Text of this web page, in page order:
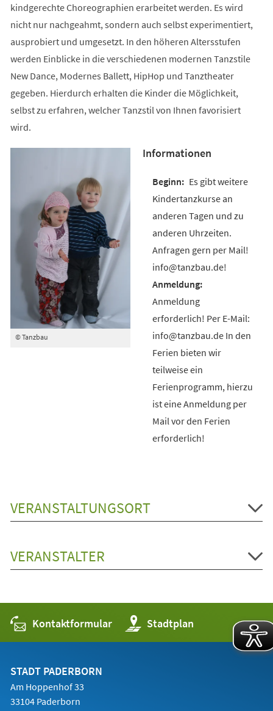
kindgerechte Choreographien erarbeitet werden. Es wird
nicht nur nachgeahmt, sondern auch selbst experimentiert,
ausprobiert und umgesetzt. In den höheren Altersstufen
werden Einblicke in die verschiedenen modernen Tanzstile
New Dance, Modernes Ballett, HipHop und Tanztheater
gegeben. Hierdurch erhalten die Kinder die Möglichkeit,
selbst zu erfahren, welcher Tanzstil von Ihnen favorisiert
wird.
© Tanzbau
Informationen
Es gibt weitere
Kindertanzkurse an
anderen Tagen und zu
anderen Uhrzeiten.
Anfragen gern per Mail!
info@tanzbau.de!
Anmeldung
erforderlich! Per E-Mail:
info@tanzbau.de In den
Ferien bieten wir
teilweise ein
Ferienprogramm, hierzu
ist eine Anmeldung per
Mail vor den Ferien
erforderlich!
VERANSTALTUNGSORT
VERANSTALTER
Kontaktformular Stadtplan
(Öffnet
in
einem
STADT PADERBORN
Am Hoppenhof 33
33104 Paderborn